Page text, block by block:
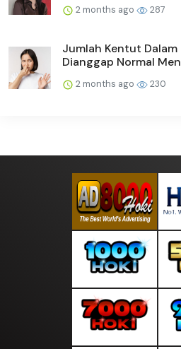
2 months ago 287
Jumlah Kentut Dalam
Dianggap Normal
2 months ago 230